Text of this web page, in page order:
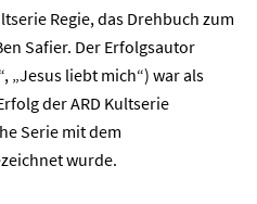
Regie, das Drehbuch zum
Safier. Der Erfolgsautor
„Jesus liebt mich“) war als
der ARD Kultserie
Serie mit dem
wurde.